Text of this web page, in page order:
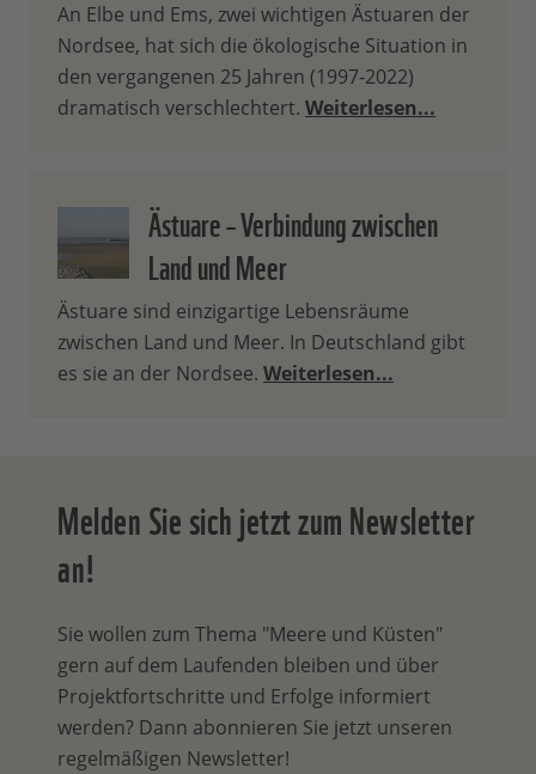
An Elbe und Ems, zwei wichtigen Ästuaren der
Nordsee, hat sich die ökologische Situation in
den vergangenen 25 Jahren (1997-2022)
dramatisch verschlechtert. Weiterlesen...
Ästuare – Verbindung zwischen
Land und Meer
Ästuare sind einzigartige Lebensräume
zwischen Land und Meer. In Deutschland gibt
es sie an der Nordsee. Weiterlesen...
Melden Sie sich jetzt zum Newsletter
an!
Sie wollen zum Thema "Meere und Küsten"
gern auf dem Laufenden bleiben und über
Projektfortschritte und Erfolge informiert
werden? Dann abonnieren Sie jetzt unseren
regelmäßigen Newsletter!